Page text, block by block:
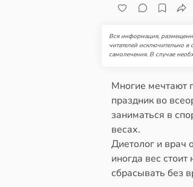
Вся информация,
читателей исключительно
самолечения. В случае
Многие мечтают
праздник во
заниматься в
весах.
Диетолог и врач
иногда вес
сбрасывать без